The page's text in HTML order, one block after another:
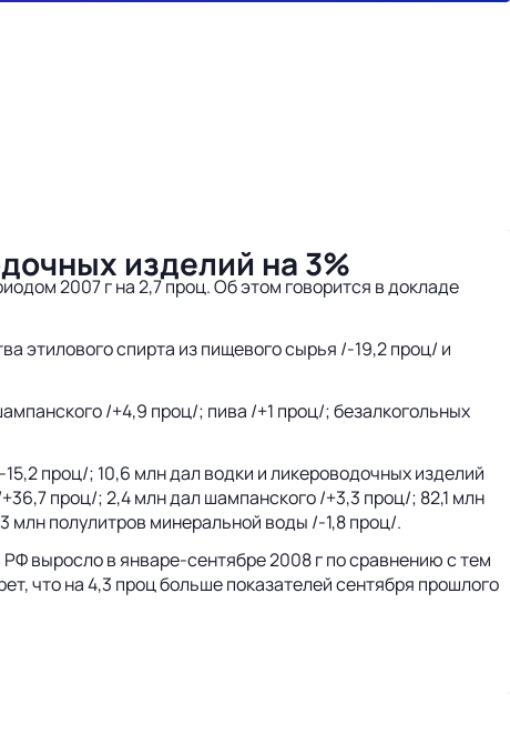
изделий на 3%
2007 г на 2,7 проц. Об этом говорится в докладе
этилового спирта из пищевого сырья /-19,2 проц/ и
/+4,9 проц/; пива /+1 проц/; безалкогольных
проц/; 10,6 млн дал водки и ликероводочных изделий
проц/; 2,4 млн дал шампанского /+3,3 проц/; 82,1 млн
млн полулитров минеральной воды /-1,8 проц/.
выросло в январе-сентябре 2008 г по сравнению с тем
что на 4,3 проц больше показателей сентября прошлого